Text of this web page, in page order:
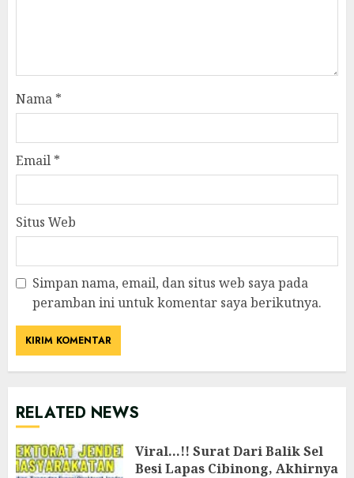
Nama *
Email *
Situs Web
Simpan nama, email, dan situs web saya pada
peramban ini untuk komentar saya berikutnya.
RELATED NEWS
Viral…!! Surat Dari Balik Sel
Besi Lapas Cibinong, Akhirnya